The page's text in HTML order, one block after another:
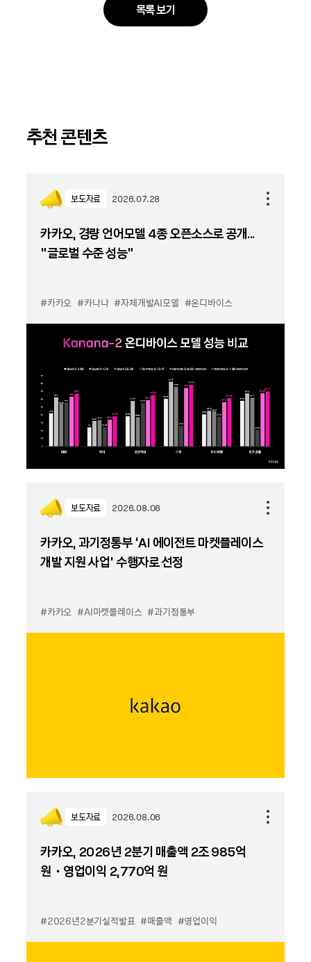
목록 보기
추천 콘텐츠
보도자료 2026.07.28
카카오, 경량 언어모델 4종 오픈소스로 공개...
“글로벌 수준 성능”
#카카오 #카나나 #자체개발AI모델 #온디바이스
보도자료 2026.08.06
카카오, 과기정통부 ‘AI 에이전트 마켓플레이스
개발 지원 사업’ 수행자로 선정
#카카오 #AI마켓플레이스 #과기정통부
보도자료 2026.08.06
카카오, 2026년 2분기 매출액 2조 985억
원・영업이익 2,770억 원
#2026년2분기실적발표 #매출액 #영업이익